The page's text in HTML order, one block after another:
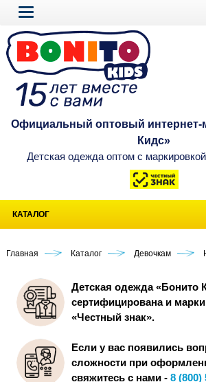
Официальный оптовый интернет-
Кидс»
Детская одежда оптом с
КАТАЛОГ
Главная Каталог Девочкам
Детская одежда «Бонито
сертифицирована и
«Честный знак».
Если у вас появились
сложности при
свяжитесь с нами - 8 (800)